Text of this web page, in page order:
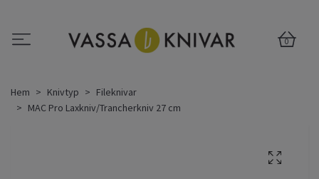
0
Hem Knivtyp
Fileknivar
MAC Pro Laxkniv/Trancherkniv 27 cm